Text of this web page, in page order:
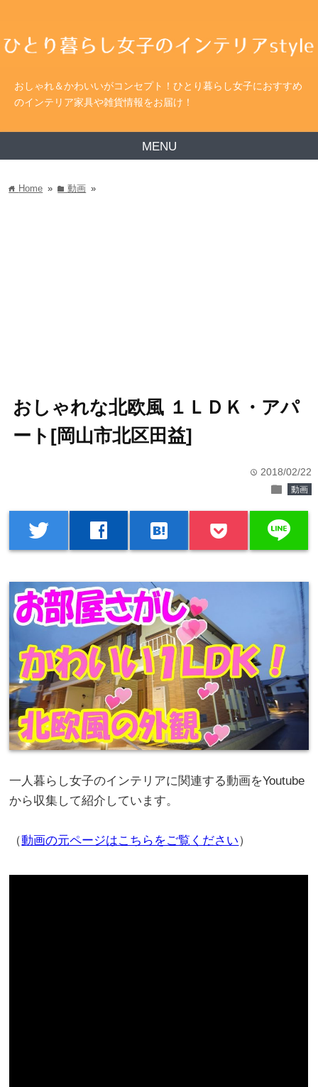
おしゃれ＆かわいいがコンセプト！ひとり暮らし女子におすすめ
のインテリア家具や雑貨情報をお届け！
MENU
home Home » folder動画 »
おしゃれな北欧風 １ＬＤＫ・アパ
ート[岡山市北区田益]
time 2018/02/22
folder 動画
twitter facebook hatenabookmark line
一人暮らし女子のインテリアに関連する動画をYoutube
から収集して紹介しています。
（動画の元ページはこちらをご覧ください）